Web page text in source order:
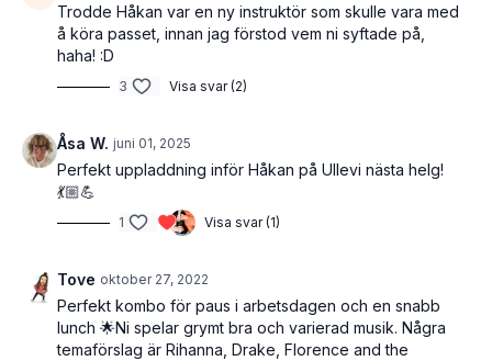
Trodde Håkan var en ny instruktör som skulle vara med
å köra passet, innan jag förstod vem ni syftade på,
haha! :D
3 Visa svar (2)
Åsa W. juni 01, 2025
Perfekt uppladdning inför Håkan på Ullevi nästa helg!
💃🏼💪
1 Visa svar (1)
Tove oktober 27, 2022
Perfekt kombo för paus i arbetsdagen och en snabb
lunch 🌟Ni spelar grymt bra och varierad musik. Några
temaförslag är Rihanna, Drake, Florence and the